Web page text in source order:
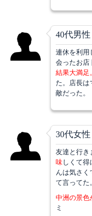
40代男性
連休を利用
会ったお店
結果大満足
た。店長は
敵だった。
30代女性
友達と行き
味しくて
んは気さ
て言ってた
中洲の景色
ミ